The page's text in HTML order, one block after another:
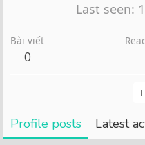
Last seen
Bài viết
0
Profile posts Latest